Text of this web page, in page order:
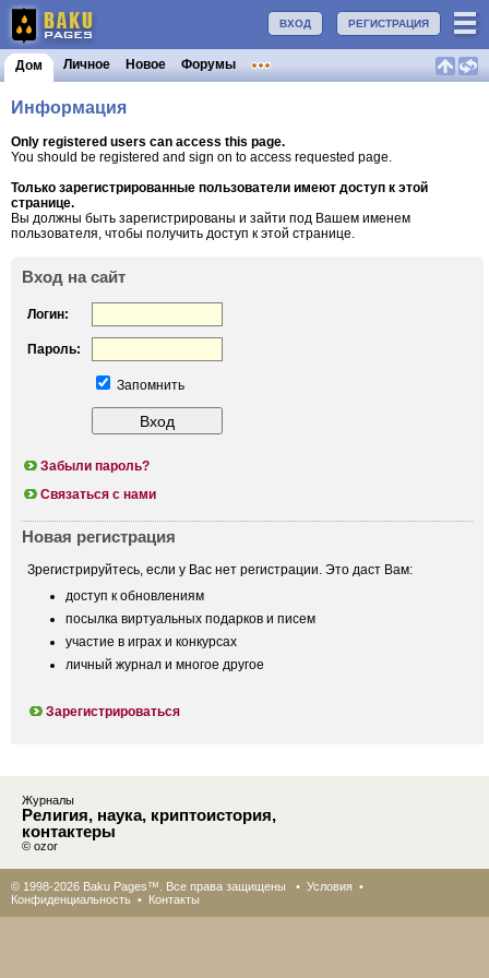
РЕГИСТРАЦИЯ
ВХОД
Дом Личное Новое Форумы
Информация
Only registered users can access this page.
You should be registered and sign on to access requested page.
Только зарегистрированные пользователи имеют доступ к этой
странице.
Вы должны быть зарегистрированы и зайти под Вашем именем
пользователя, чтобы получить доступ к этой странице.
Вход на сайт
Логин:
Пароль:
Запомнить
Забыли пароль?
Связаться с нами
Новая регистрация
Зрегистрируйтесь, если у Вас нет регистрации. Это даст Вам:
доступ к обновлениям
посылка виртуальных подарков и писем
участие в играх и конкурсах
личный журнал и многое другое
Зарегистрироваться
Журналы
Религия, наука, криптоистория,
контактеры
© ozor
© 1998-2026 Baku Pages™. Все права защищены • Условия •
Конфиденциальность • Контакты